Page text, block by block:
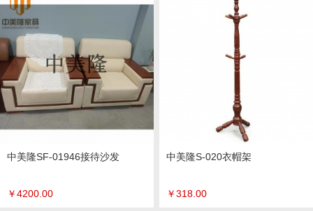
中美隆SF-01946接待沙发
￥4200.00
中美隆S-020衣帽架
￥318.00